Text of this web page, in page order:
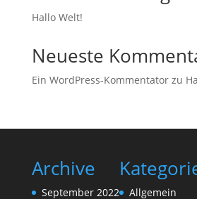
Hallo Welt!
Neueste
Ein WordPress-Kommentatorzu
Archive
September 2022 Allgemein